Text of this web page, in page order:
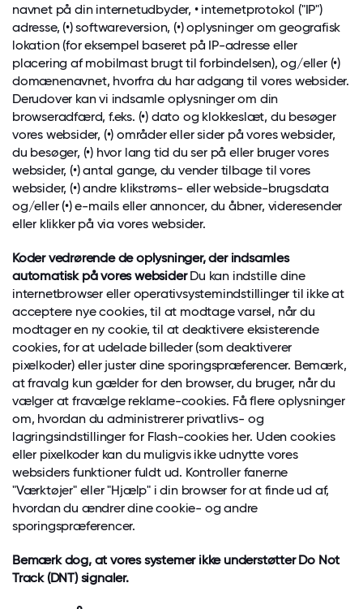
navnet på din internetudbyder, • internetprotokol ("IP")
adresse, (•) softwareversion, (•) oplysninger om geografisk
lokation (for eksempel baseret på IP-adresse eller
placering af mobilmast brugt til forbindelsen), og/eller (•)
domænenavnet, hvorfra du har adgang til vores websider.
Derudover kan vi indsamle oplysninger om din
browseradfærd, f.eks. (•) dato og klokkeslæt, du besøger
vores websider, (•) områder eller sider på vores websider,
du besøger, (•) hvor lang tid du ser på eller bruger vores
websider, (•) antal gange, du vender tilbage til vores
websider, (•) andre klikstrøms- eller webside-brugsdata
og/eller (•) e-mails eller annoncer, du åbner, videresender
eller klikker på via vores websider.
Koder vedrørende de oplysninger, der indsamles
automatisk på vores websiderDu kan indstille dine
internetbrowser eller operativsystemindstillinger til ikke at
acceptere nye cookies, til at modtage varsel, når du
modtager en ny cookie, til at deaktivere eksisterende
cookies, for at udelade billeder (som deaktiverer
pixelkoder) eller juster dine sporingspræferencer. Bemærk,
at fravalg kun gælder for den browser, du bruger, når du
vælger at fravælge reklame-cookies. Få flere oplysninger
om, hvordan du administrerer privatlivs- og
lagringsindstillinger for Flash-cookies her. Uden cookies
eller pixelkoder kan du muligvis ikke udnytte vores
websiders funktioner fuldt ud. Kontroller fanerne
"Værktøjer" eller "Hjælp" i din browser for at finde ud af,
hvordan du ændrer dine cookie- og andre
sporingspræferencer.
Bemærk dog, at vores systemer ikke understøtter Do Not
Track (DNT) signaler.